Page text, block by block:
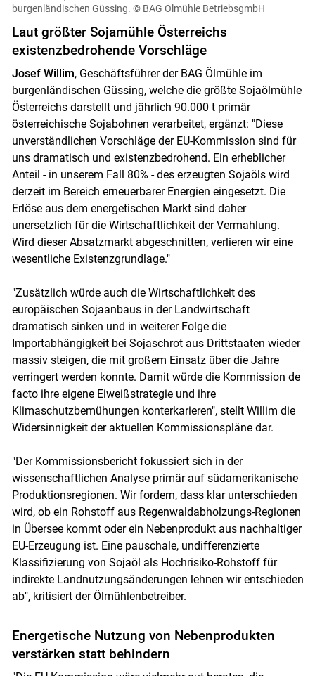
burgenländischen Güssing. © BAG Ölmühle BetriebsgmbH
Laut größter Sojamühle Österreichs
existenzbedrohende Vorschläge
Josef Willim, Geschäftsführer der BAG Ölmühle im
burgenländischen Güssing, welche die größte Sojaölmühle
Österreichs darstellt und jährlich 90.000 t primär
österreichische Sojabohnen verarbeitet, ergänzt: "Diese
unverständlichen Vorschläge der EU-Kommission sind für
uns dramatisch und existenzbedrohend. Ein erheblicher
Anteil - in unserem Fall 80% - des erzeugten Sojaöls wird
derzeit im Bereich erneuerbarer Energien eingesetzt. Die
Erlöse aus dem energetischen Markt sind daher
unersetzlich für die Wirtschaftlichkeit der Vermahlung.
Wird dieser Absatzmarkt abgeschnitten, verlieren wir eine
wesentliche Existenzgrundlage."
"Zusätzlich würde auch die Wirtschaftlichkeit des
europäischen Sojaanbaus in der Landwirtschaft
dramatisch sinken und in weiterer Folge die
Importabhängigkeit bei Sojaschrot aus Drittstaaten wieder
massiv steigen, die mit großem Einsatz über die Jahre
verringert werden konnte. Damit würde die Kommission de
facto ihre eigene Eiweißstrategie und ihre
Klimaschutzbemühungen konterkarieren", stellt Willim die
Widersinnigkeit der aktuellen Kommissionspläne dar.
"Der Kommissionsbericht fokussiert sich in der
wissenschaftlichen Analyse primär auf südamerikanische
Produktionsregionen. Wir fordern, dass klar unterschieden
wird, ob ein Rohstoff aus Regenwaldabholzungs-Regionen
in Übersee kommt oder ein Nebenprodukt aus nachhaltiger
EU-Erzeugung ist. Eine pauschale, undifferenzierte
Klassifizierung von Sojaöl als Hochrisiko-Rohstoff für
indirekte Landnutzungsänderungen lehnen wir entschieden
ab", kritisiert der Ölmühlenbetreiber.
Energetische Nutzung von Nebenprodukten
verstärken statt behindern